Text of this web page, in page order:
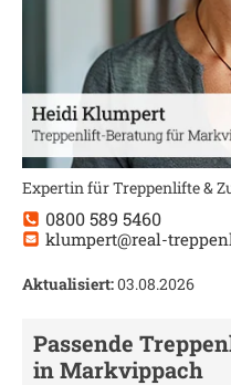
Expertin für Treppenlifte &
0800 589 5460
klumpert@real-
Aktualisiert:03.08.2026
Passende
inMarkvippach